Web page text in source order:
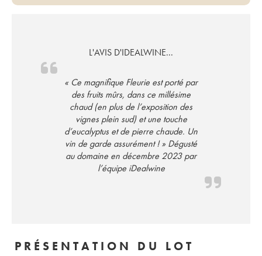
L'AVIS D'IDEALWINE...
« Ce magnifique Fleurie est porté par
des fruits mûrs, dans ce millésime
chaud (en plus de l’exposition des
vignes plein sud) et une touche
d’eucalyptus et de pierre chaude. Un
vin de garde assurément ! » Dégusté
au domaine en décembre 2023 par
l’équipe iDealwine
PRÉSENTATION DU LOT